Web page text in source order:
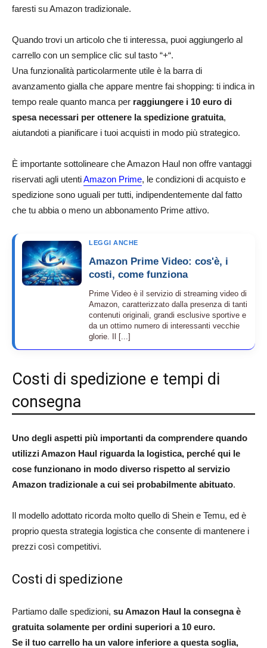
faresti su Amazon tradizionale.
Quando trovi un articolo che ti interessa, puoi aggiungerlo al
carrello con un semplice clic sul tasto “+“.
Una funzionalità particolarmente utile è la barra di
avanzamento gialla che appare mentre fai shopping: ti indica in
tempo reale quanto manca per raggiungere i 10 euro di
spesa necessari per ottenere la spedizione gratuita,
aiutandoti a pianificare i tuoi acquisti in modo più strategico.
È importante sottolineare che Amazon Haul non offre vantaggi
riservati agli utentiAmazon Prime, le condizioni di acquisto e
spedizione sono uguali per tutti, indipendentemente dal fatto
che tu abbia o meno un abbonamento Prime attivo.
LEGGI ANCHE
Amazon Prime Video: cos'è, i
costi, come funziona
Prime Video è il servizio di streaming video di
Amazon, caratterizzato dalla presenza di tanti
contenuti originali, grandi esclusive sportive e
da un ottimo numero di interessanti vecchie
glorie. Il [...]
Costi di spedizione e tempi di
consegna
Uno degli aspetti più importanti da comprendere quando
utilizzi Amazon Haul riguarda la logistica, perché qui le
cose funzionano in modo diverso rispetto al servizio
Amazon tradizionale a cui sei probabilmente abituato.
Il modello adottato ricorda molto quello di Shein e Temu, ed è
proprio questa strategia logistica che consente di mantenere i
prezzi così competitivi.​
Costi di spedizione
Partiamo dalle spedizioni, su Amazon Haul la consegna è
gratuita solamente per ordini superiori a 10 euro.
Se il tuo carrello ha un valore inferiore a questa soglia,